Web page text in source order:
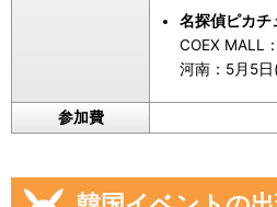
名探偵ピカチ
COEX MALL
河南：5月5日
参加費